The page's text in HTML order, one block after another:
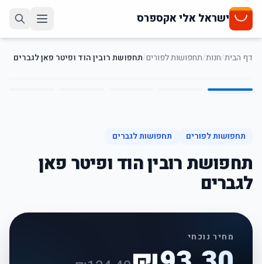
ישראל אלי אקספרס
דף הבית/חנות/תחפושות לפורים/תחפושת רובין הוד ופיטר פאן לגברים
1
/
5
תחפושות לפורים תחפושות לגברים
תחפושת רובין הוד ופיטר פאן
לגברים
מחיר נוכחי